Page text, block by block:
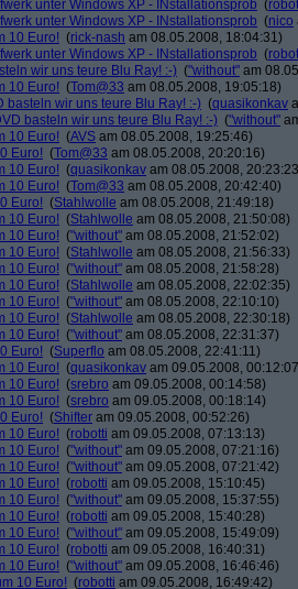
unter Windows XP - INstallationsprob (
unter Windows XP - INstallationsprob (nico
10 Euro! (rick-nash am 08.05.2008, 18:04:31)
unter Windows XP - INstallationsprob (
wir uns teure Blu Ray! :-) ("without" am
10 Euro! (Tom@33 am 08.05.2008, 19:05:18)
basteln wir uns teure Blu Ray! :-) (quasikonkav
basteln wir uns teure Blu Ray! :-) ("without"
10 Euro! (AVS am 08.05.2008, 19:25:46)
Euro! (Tom@33 am 08.05.2008, 20:20:16)
10 Euro! (quasikonkav am 08.05.2008,
10 Euro! (Tom@33 am 08.05.2008, 20:42:40)
Euro! (Stahlwolle am 08.05.2008, 21:49:18)
10 Euro! (Stahlwolle am 08.05.2008, 21:50:08)
10 Euro! ("without" am 08.05.2008, 21:52:02)
10 Euro! (Stahlwolle am 08.05.2008, 21:56:33)
10 Euro! ("without" am 08.05.2008, 21:58:28)
10 Euro! (Stahlwolle am 08.05.2008, 22:02:35)
10 Euro! ("without" am 08.05.2008, 22:10:10)
10 Euro! (Stahlwolle am 08.05.2008, 22:30:18)
10 Euro! ("without" am 08.05.2008, 22:31:37)
Euro! (Superflo am 08.05.2008, 22:41:11)
10 Euro! (quasikonkav am 09.05.2008,
10 Euro! (srebro am 09.05.2008, 00:14:58)
10 Euro! (srebro am 09.05.2008, 00:18:14)
Euro! (Shifter am 09.05.2008, 00:52:26)
10 Euro! (robotti am 09.05.2008, 07:13:13)
10 Euro! ("without" am 09.05.2008, 07:21:16)
10 Euro! ("without" am 09.05.2008, 07:21:42)
10 Euro! (robotti am 09.05.2008, 15:10:45)
10 Euro! ("without" am 09.05.2008, 15:37:55)
10 Euro! (robotti am 09.05.2008, 15:40:28)
10 Euro! ("without" am 09.05.2008, 15:49:09)
10 Euro! (robotti am 09.05.2008, 16:40:31)
10 Euro! ("without" am 09.05.2008, 16:46:46)
10 Euro! (robotti am 09.05.2008, 16:49:42)